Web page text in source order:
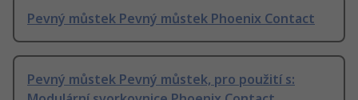
Pevný můstek Pevný můstek Phoenix Contact
Pevný můstek Pevný můstek, pro použití s: